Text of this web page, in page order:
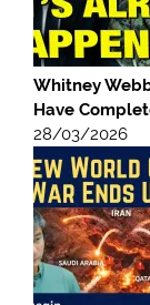
Whitney
Have
28/03/2026